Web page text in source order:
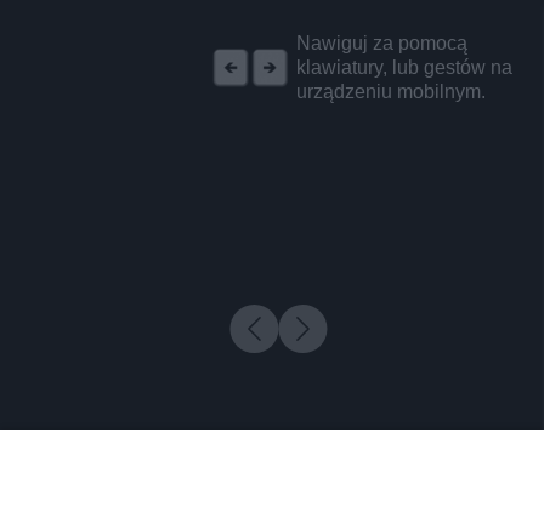
Nawiguj za pomocą
klawiatury, lub gestów na
urządzeniu mobilnym.